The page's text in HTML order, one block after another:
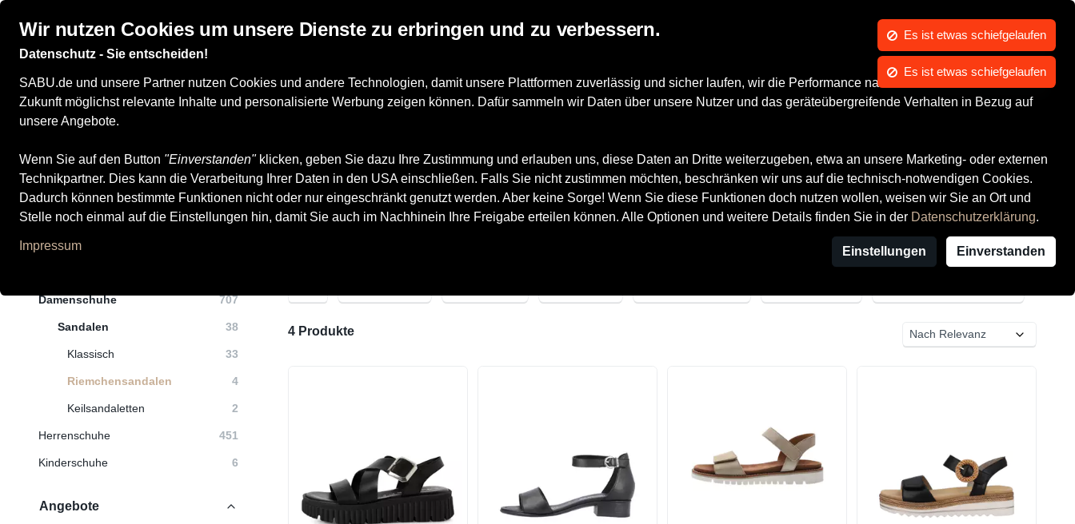
Wir nutzen Cookies um unsere Dienste zu erbringen und zu verbessern.
Datenschutz - Sie entscheiden!
SABU.de und unsere Partner nutzen Cookies und andere Technologien, damit unsere Plattformen zuverlässig und sicher laufen, wir die Performance nachvollziehen und Ihnen in
Zukunft möglichst relevante Inhalte und personalisierte Werbung zeigen können. Dafür sammeln wir Daten über unsere Nutzer und das geräteübergreifende Verhalten in Bezug auf
unsere Angebote.
Wenn Sie auf den Button "Einverstanden"klicken, geben Sie dazu Ihre Zustimmung und erlauben uns, diese Daten an Dritte weiterzugeben, etwa an unsere Marketing- oder externen
Technikpartner. Dies kann die Verarbeitung Ihrer Daten in den USA einschließen. Falls Sie nicht zustimmen möchten, beschränken wir uns auf die technisch-notwendigen Cookies.
Dadurch können bestimmte Funktionen nicht oder nur eingeschränkt genutzt werden. Aber keine Sorge! Wenn Sie diese Funktionen doch nutzen wollen, weisen wir Sie an Ort und
Stelle noch einmal auf die Einstellungen hin, damit Sie auch im Nachhinein Ihre Freigabe erteilen können. Alle Optionen und weitere Details finden Sie in der Datenschutzerklärung.
Impressum Einstellungen Einverstanden
Mein Konto Warenkorb
Damenschuhe Herrenschuhe Marken Events Über uns
Alle Produkte Damenschuhe Sandalen Riemchensandalen
Riemchensandalen
Damenschuhe 707
Sandalen 38
Klassisch 33
Riemchensandalen 4
Keilsandaletten 2
Herrenschuhe 451
Kinderschuhe 6
Angebote
4 Produkte
Es ist etwas schiefgelaufen
Es ist etwas schiefgelaufen